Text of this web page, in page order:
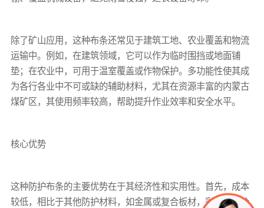
除了矿山应用，这种布条还常见于建筑工地、农业覆盖和物流
运输中。例如，在建筑领域，它可以作为临时围挡或地面铺
垫；在农业中，可用于温室覆盖或作物保护。多功能性使其成
为各行各业中不可或缺的辅助材料，尤其在资源丰富的内蒙古
煤矿区，其使用频率较高，帮助提升作业效率和安全水平。
核心优势
这种防护布条的主要优势在于其经济性和实用性。首先，成本
较低，相比于其他防护材料，如金属或复合板材，彩条布的价